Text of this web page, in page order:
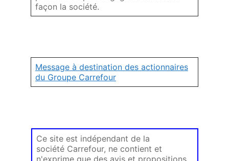
façon la société.
Message à destination des actionnaires
du Groupe Carrefour
Ce site est indépendant de la
société Carrefour, ne contient et
n'exprime que des avis et propositions